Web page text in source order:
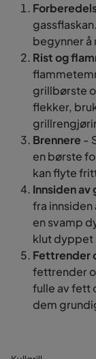
begynner å
Rist og
grillbørste
flekker,
Brennere -
en børste
kan flyte
Innsiden av
fra innsiden
en svamp
klut dyppet
Fettrender
fettrender
fulle av fett
dem